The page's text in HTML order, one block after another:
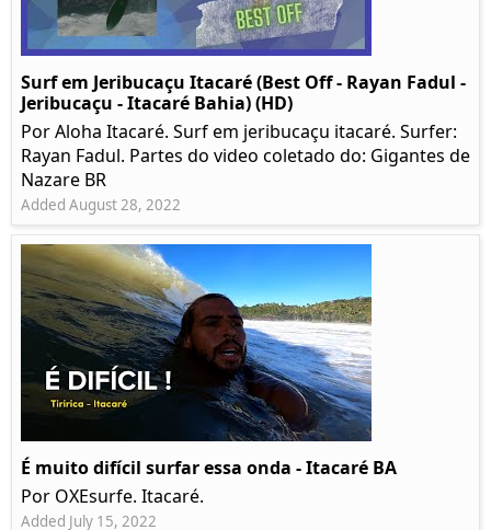
Surf em Jeribucaçu Itacaré (Best Off - Rayan Fadul -
Jeribucaçu - Itacaré Bahia) (HD)
Por Aloha Itacaré. Surf em jeribucaçu itacaré. Surfer:
Rayan Fadul. Partes do video coletado do: Gigantes de
Nazare BR
Added August 28, 2022
É muito difícil surfar essa onda - Itacaré BA
Por OXEsurfe. Itacaré.
Added July 15, 2022